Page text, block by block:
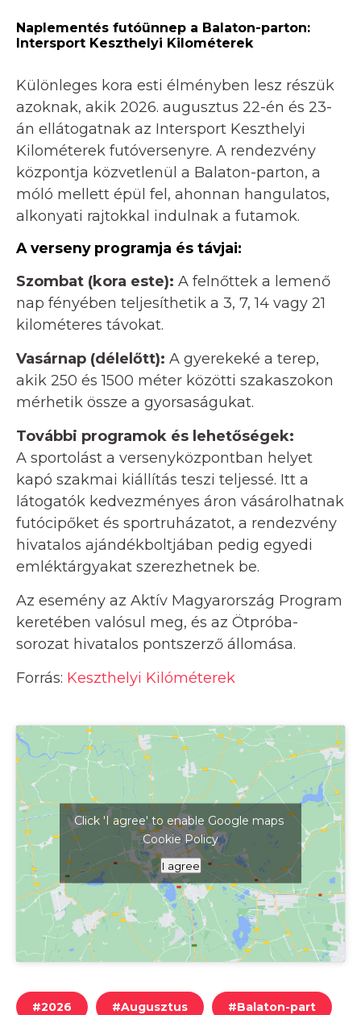
Naplementés futóünnep a Balaton-parton:
Intersport Keszthelyi Kilométerek
Különleges kora esti élményben lesz részük
azoknak, akik 2026. augusztus 22-én és 23-
án ellátogatnak az Intersport Keszthelyi
Kilométerek futóversenyre. A rendezvény
központja közvetlenül a Balaton-parton, a
móló mellett épül fel, ahonnan hangulatos,
alkonyati rajtokkal indulnak a futamok.
A verseny programja és távjai:
Szombat (kora este): A felnőttek a lemenő
nap fényében teljesíthetik a 3, 7, 14 vagy 21
kilométeres távokat.
Vasárnap (délelőtt): A gyerekeké a terep,
akik 250 és 1500 méter közötti szakaszokon
mérhetik össze a gyorsaságukat.
További programok és lehetőségek:
A sportolást a versenyközpontban helyet
kapó szakmai kiállítás teszi teljessé. Itt a
látogatók kedvezményes áron vásárolhatnak
futócipőket és sportruházatot, a rendezvény
hivatalos ajándékboltjában pedig egyedi
emléktárgyakat szerezhetnek be.
Az esemény az Aktív Magyarország Program
keretében valósul meg, és az Ötpróba-
sorozat hivatalos pontszerző állomása.
Forrás: Keszthelyi Kilóméterek
Kattints ide a térkép megjelenítéséhez
Click 'I agree' to enable Google maps
Cookie Policy
I agree
#2026 #Augusztus #Balaton-part